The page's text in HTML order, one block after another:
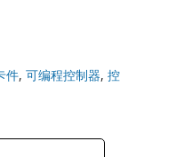
件, 可编程控制器, 控